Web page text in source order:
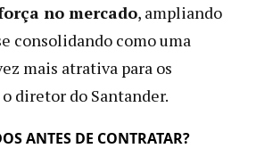
no mercado, ampliando
consolidando como uma
mais atrativa para os
diretor do Santander.
ANTES DE CONTRATAR?